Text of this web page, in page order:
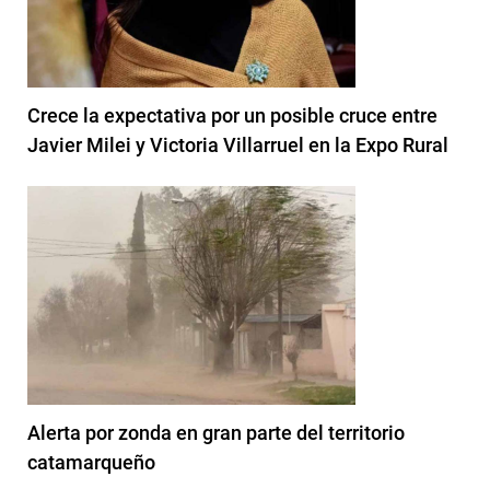
Crece la expectativa por un posible cruce entre
Javier Milei y Victoria Villarruel en la Expo Rural
Alerta por zonda en gran parte del territorio
catamarqueño